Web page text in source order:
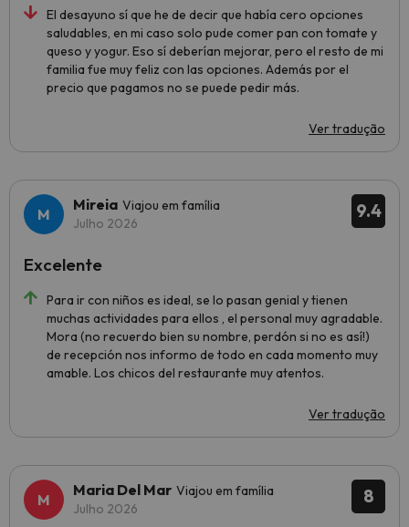
El desayuno sí que he de decir que había cero opciones
saludables, en mi caso solo pude comer pan con tomate y
queso y yogur. Eso sí deberían mejorar, pero el resto de mi
familia fue muy feliz con las opciones. Además por el
precio que pagamos no se puede pedir más.
Ver tradução
9.4
Mireia Viajou em família
Julho 2026
Para ir con niños es ideal, se lo pasan genial y tienen
muchas actividades para ellos , el personal muy agradable.
Mora (no recuerdo bien su nombre, perdón si no es así!)
de recepción nos informo de todo en cada momento muy
amable. Los chicos del restaurante muy atentos.
Ver tradução
Excelente
8
Maria Del Mar Viajou em família
Julho 2026